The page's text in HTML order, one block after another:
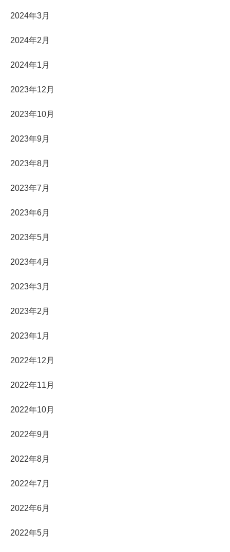
2024年3月
2024年2月
2024年1月
2023年12月
2023年10月
2023年9月
2023年8月
2023年7月
2023年6月
2023年5月
2023年4月
2023年3月
2023年2月
2023年1月
2022年12月
2022年11月
2022年10月
2022年9月
2022年8月
2022年7月
2022年6月
2022年5月